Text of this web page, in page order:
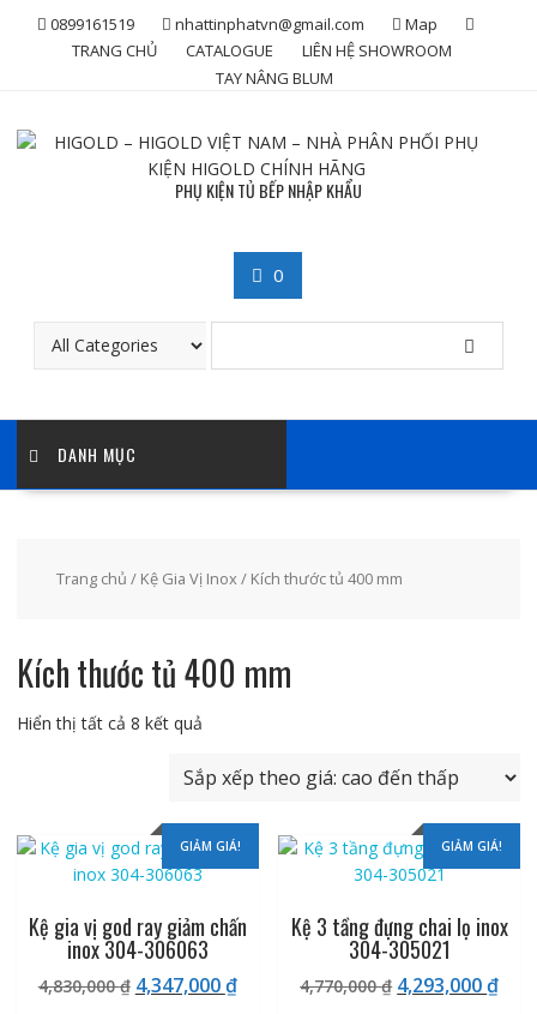
0899161519 nhattinphatvn@gmail.com
Map
TRANG CHỦ
CATALOGUE
LIÊN HỆ SHOWROOM
TAY NÂNG BLUM
PHỤ KIỆN TỦ BẾP NHẬP KHẨU
0
DANH MỤC
Trang chủ / Kệ Gia Vị Inox / Kích thước tủ 400 mm
Kích thước tủ 400 mm
Hiển thị tất cả 8 kết quảĐã
xếp
giá:
cao
đến
GIẢM GIÁ!
Kệ gia vị god ray giảm chấn
inox 304-306063
4,830,000₫ Giá
4,347,000₫Giá
GIẢM GIÁ!
Kệ 3 tầng đựng chai lọ inox
304-305021
4,770,000₫ Giá
4,293,000₫Giá